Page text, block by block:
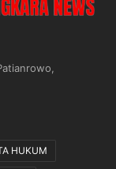
HUKUM